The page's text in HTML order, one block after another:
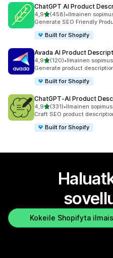
ChatGPT AI Product
4,9/ 5 tähteä
(458)
458 arvostelua yhteensä
•Ilmainen
Generate SEO Friendly
Built for Shopify
Avada AI Product
4,9/ 5 tähteä
(120)
120 arvostelua yhteensä
•Ilmainen
Generate product
Built for Shopify
ChatGPT‑AI Product
4,9/ 5 tähteä
(331)
331 arvostelua yhteensä
•Ilmainen
Craft SEO product
Built for Shopify
Kokeile Shopifyta